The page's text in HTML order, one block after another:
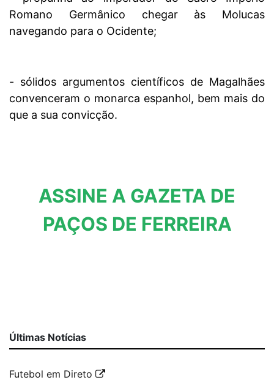
Romano Germânico chegar às Molucas
navegando para o Ocidente;
- sólidos argumentos científicos de Magalhães
convenceram o monarca espanhol, bem mais do
que a sua convicção.
ASSINE A GAZETA DE
PAÇOS DE FERREIRA
Últimas Notícias
Futebol em Direto